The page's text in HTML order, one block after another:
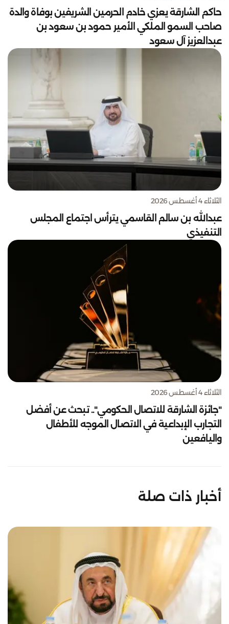
حاكم الشارقة يعزي خادم الحرمين الشريفين بوفاة والدة
صاحب السمو الملكي الأمير حمود بن سعود بن
عبدالعزيز آل سعود
الثلاثاء 4 أغسطس 2026
عبدالله بن سالم القاسمي يترأس اجتماع المجلس
التنفيذي
الثلاثاء 4 أغسطس 2026
"جائزة الشارقة للاتصال الحكومي".. تبحث عن أفضل
التجارب الإبداعية في الاتصال الموجه للأطفال
واليافعين
أخبار ذات صلة